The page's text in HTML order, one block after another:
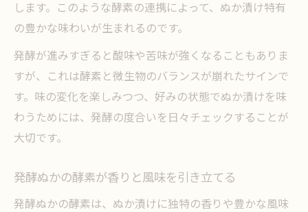
します。このような酵素の連携によって、ぬか漬け特有
の豊かな味わいが生まれるのです。
発酵が進みすぎると酸味や苦味が強くなることもありま
すが、これは酵素と微生物のバランスが崩れたサインで
す。味の変化を楽しみつつ、好みの状態でぬか漬けを味
わうためには、発酵の度合いを日々チェックすることが
大切です。
発酵ぬかの酵素が香りと風味を引き立てる
発酵ぬかの酵素は、ぬか漬けに独特の香りや豊かな風味